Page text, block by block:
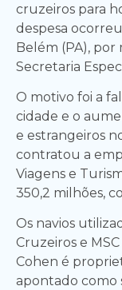
cruzeiros para
despesa
Belém (PA),
Secretaria
O motivo foi a
cidade e o
e estrangeiros
contratou a
Viagens e
350,2 milhões,
Os navios
Cruzeiros e
Cohen é
apontado como